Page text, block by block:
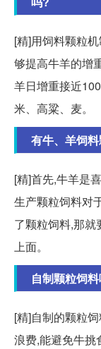
[精]用饲料颗粒
够提高牛羊的增
羊日增重接近
米、高粱、麦。
有牛、羊饲
[精]首先,牛羊是
生产颗粒饲料对
了颗粒饲料,那
上面。
自制颗粒饲
[精]自制的颗粒
浪费,能避免牛挑